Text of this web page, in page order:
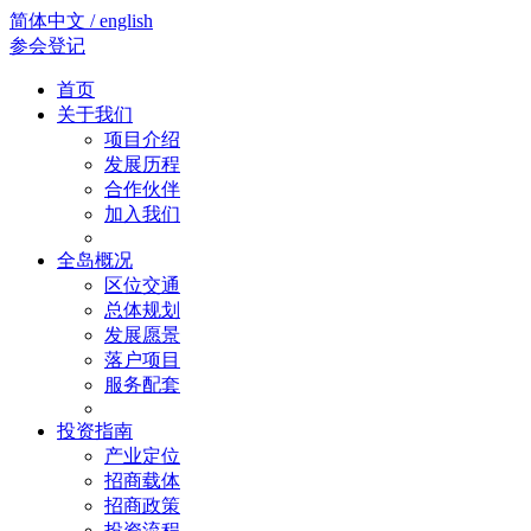
简体中文 / english
参会登记
首页
关于我们
项目介绍
发展历程
合作伙伴
加入我们
全岛概况
区位交通
总体规划
发展愿景
落户项目
服务配套
投资指南
产业定位
招商载体
招商政策